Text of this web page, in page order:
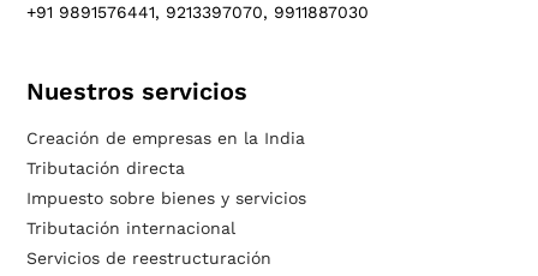
+91 9891576441, 9213397070, 9911887030
Nuestros servicios
Creación de empresas en la India
Tributación directa
Impuesto sobre bienes y servicios
Tributación internacional
Servicios de reestructuración